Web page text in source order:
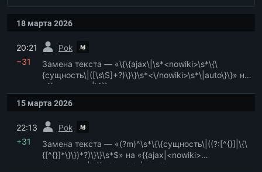
18 марта 2026
20:21 Pok м
−31
Замена текста — «\{\{ajax\|\s*<nowiki>\s*\{\
{сущность\|([\s\S]+?)\}\}\s*<\/nowiki>\s*\|auto\}\}» на
«{{сущность|\1}}»
15 марта 2026
22:13 Pok м
+31
Замена текста — «(?m)^\s*\{\{сущность\|((?:[^{}]|\{\
{[^{}]*\}\})*?)\}\}\s*$» на «{{ajax|<nowiki>
{{сущность|\1}}</nowiki>|auto}}»